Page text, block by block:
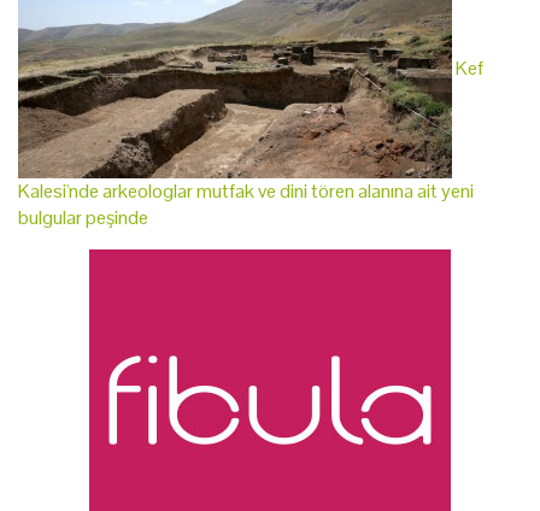
Kef
Kalesi'nde arkeologlar mutfak ve dini tören alanına ait yeni
bulgular peşinde